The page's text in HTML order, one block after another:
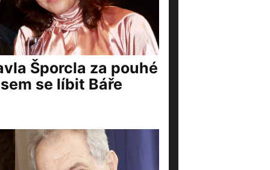
Šporcla za pouhé
se líbit Báře